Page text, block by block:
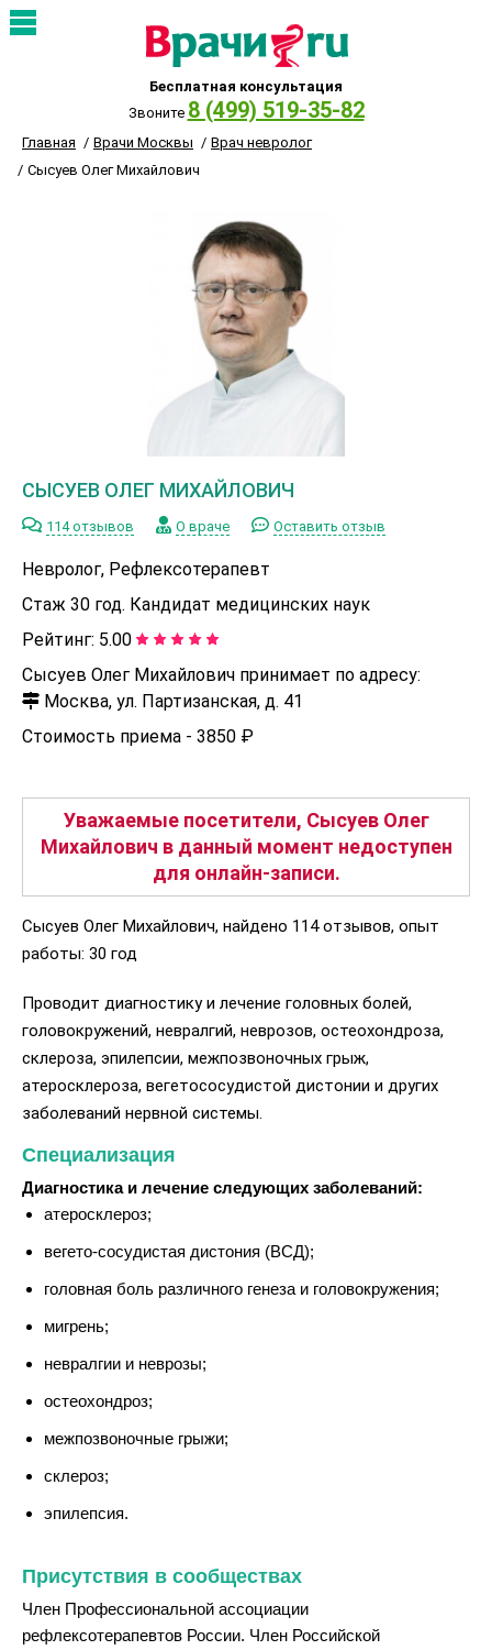
Бесплатная консультация
Звоните 8 (499) 519-35-82
Главная Врачи Москвы
Врач невролог
Сысуев Олег Михайлович
СЫСУЕВ ОЛЕГ МИХАЙЛОВИЧ
114 отзывов О враче Оставить отзыв
Невролог, Рефлексотерапевт
Стаж 30 год. Кандидат медицинских наук
Рейтинг: 5.00
Сысуев Олег Михайлович принимает по адресу:
Москва, ул. Партизанская, д. 41
Стоимость приема - 3850 ₽
Уважаемые посетители, Сысуев Олег
Михайлович в данный момент недоступен
для онлайн-записи.
Сысуев Олег Михайлович, найдено 114 отзывов, опыт
работы: 30 год
Проводит диагностику и лечение головных болей,
головокружений, невралгий, неврозов, остеохондроза,
склероза, эпилепсии, межпозвоночных грыж,
атеросклероза, вегетососудистой дистонии и других
заболеваний нервной системы.
Специализация
Диагностика и лечение следующих заболеваний:
атеросклероз;
вегето-сосудистая дистония (ВСД);
головная боль различного генеза и головокружения;
мигрень;
невралгии и неврозы;
остеохондроз;
межпозвоночные грыжи;
склероз;
эпилепсия.
Присутствия в сообществах
Член Профессиональной ассоциации
рефлексотерапевтов России. Член Российской